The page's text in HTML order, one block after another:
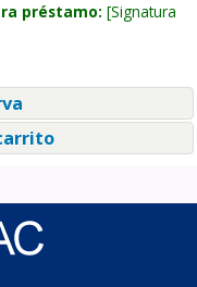
préstamo: Signatura